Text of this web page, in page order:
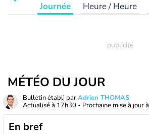
Journée Heure / Heure
MÉTÉO DU JOUR
Bulletin établi parAdrien THOMAS
Actualisé à 17h30 - Prochaine mise à jour à
En bref